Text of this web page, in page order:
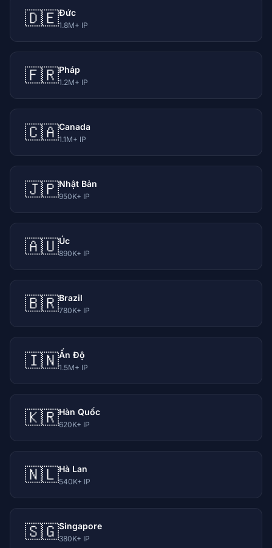
🇩🇪Đức
1.8M+ IP
🇫🇷Pháp
1.2M+ IP
🇨🇦Canada
1.1M+ IP
🇯🇵Nhật Bản
950K+ IP
🇦🇺Úc
890K+ IP
🇧🇷Brazil
780K+ IP
🇮🇳Ấn Độ
1.5M+ IP
🇰🇷Hàn Quốc
620K+ IP
🇳🇱Hà Lan
540K+ IP
🇸🇬Singapore
380K+ IP